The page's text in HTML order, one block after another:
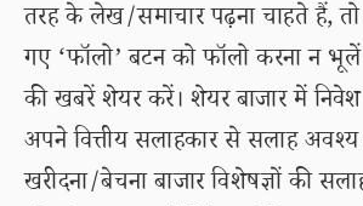
तरह के लेख/समाचार पढ़ना चाहते हैं,
गए ‘फॉलो’ बटन को फॉलो करना न भूलें
की खबरें शेयर करें। शेयर बाजार में
अपने वित्तीय सलाहकार से सलाह
खरीदना/बेचना बाजार विशेषज्ञों की